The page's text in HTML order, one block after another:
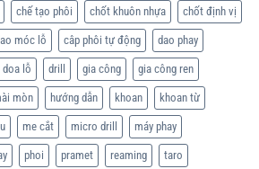
chế tạo phôi chốt khuôn nhựa chốt định vị
móc lỗ câp phôi tự động dao phay
doa lỗ drill gia công gia công ren
mòn hướng dẫn khoan khoan từ
me cắt micro drill máy phay
phoi pramet reaming taro